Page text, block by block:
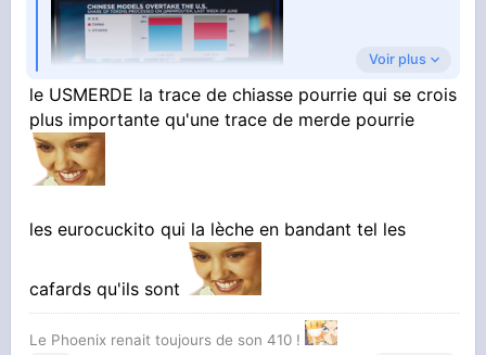
it's over
Voir plus
le USMERDE la trace de chiasse pourrie qui se crois
plus importante qu'une trace de merde pourrie
les eurocuckito qui la lèche en bandant tel les
cafards qu'ils sont
Le Phoenix renait toujours de son 410 !